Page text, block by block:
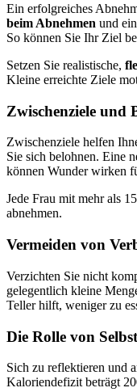
Ein erfolgreiches
beim Abnehmen und
So können Sie Ihr Ziel
Setzen Sie realistische,
Kleine erreichte Ziele
Zwischenziele und
Zwischenziele helfen
Sie sich belohnen. Eine
können Wunder wirken
Jede Frau mit mehr als
abnehmen.
Vermeiden von
Verzichten Sie nicht
gelegentlich kleine
Teller hilft, weniger zu
Die Rolle von
Sich zu reflektieren und
Kaloriendefizit beträgt